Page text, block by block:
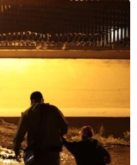
(TTXVN/Vietnam+)